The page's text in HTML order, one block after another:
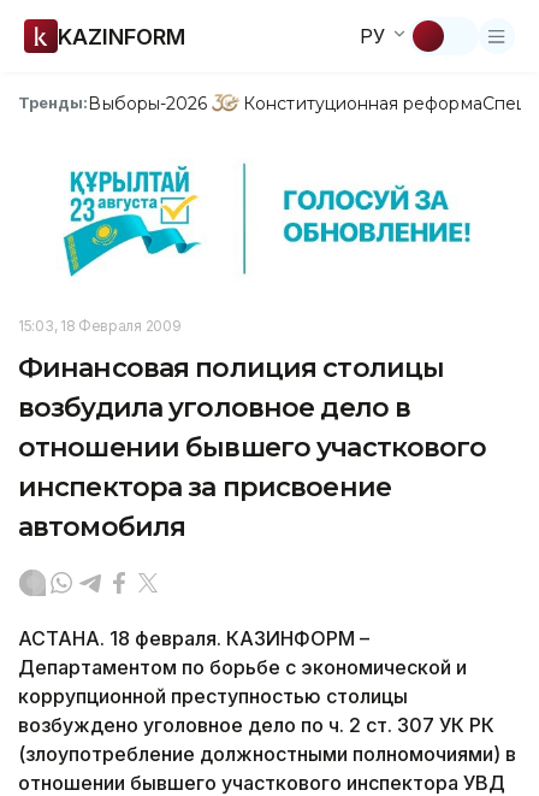
KAZINFORM РУ
Тренды:Выборы-2026 Конституционная реформа
15:03, 18 Февраля 2009
Финансовая полиция столицы
возбудила уголовное дело в
отношении бывшего участкового
инспектора за присвоение
автомобиля
АСТАНА. 18 февраля. КАЗИНФОРМ –
Департаментом по борьбе с экономической и
коррупционной преступностью столицы
возбуждено уголовное дело по ч. 2 ст. 307 УК РК
(злоупотребление должностными полномочиями) в
отношении бывшего участкового инспектора УВД